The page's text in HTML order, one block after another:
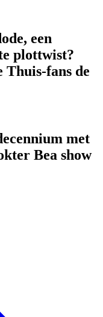
een
plottwist?
Thuis-fans de
met
Bea show